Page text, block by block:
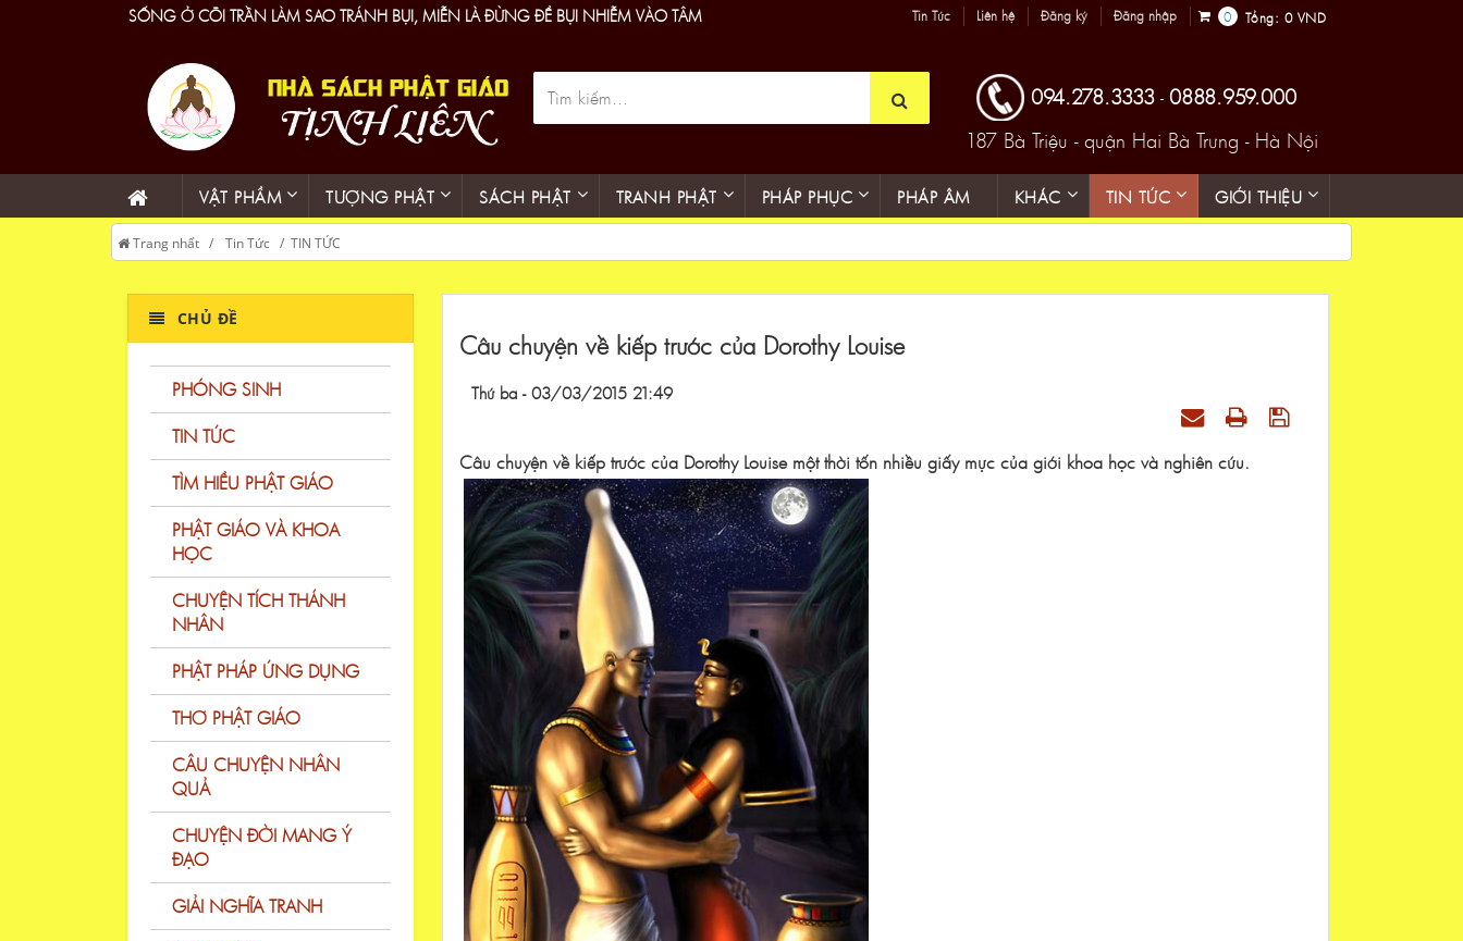
SỐNG Ở CÕI TRẦN LÀM SAO TRÁNH BỤI, MIỄN LÀ ĐỪNG ĐỂ BỤI NHIỄM VÀO TÂM Tin Tức Liên hệ Đăng ký Đăng nhập 0 Tổng: 0 VND
094.278.3333- 0888.959.000
187 Bà Triệu - quận Hai Bà Trưng - Hà Nội
VẬT PHẨM TƯỢNG PHẬT SÁCH PHẬT TRANH PHẬT PHÁP PHỤC PHÁP ÂM KHÁC TIN TỨC GIỚI THIỆU
Trang nhất Tin Tức TIN TỨC
CHỦ ĐỀ
PHÓNG SINH
TIN TỨC
TÌM HIỂU PHẬT GIÁO
PHẬT GIÁO VÀ KHOA
HỌC
CHUYỆN TÍCH THÁNH
NHÂN
PHẬT PHÁP ỨNG DỤNG
THƠ PHẬT GIÁO
CÂU CHUYỆN NHÂN
QUẢ
CHUYỆN ĐỜI MANG Ý
ĐẠO
GIẢI NGHĨA TRANH
Câu chuyện về kiếp trước của Dorothy Louise
Thứ ba - 03/03/2015 21:49
Câu chuyện về kiếp trước của Dorothy Louise một thời tốn nhiều giấy mực của giới khoa học và nghiên cứu.